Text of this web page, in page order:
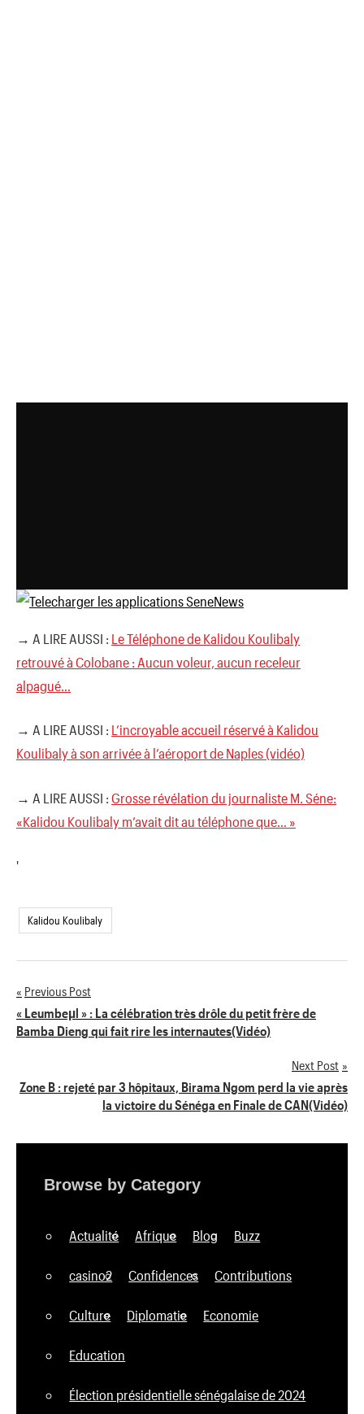
→ A LIRE AUSSI : Le Téléphone de Kalidou Koulibaly
retrouvé à Colobane : Aucun voleur, aucun receleur
alpagué…
→ A LIRE AUSSI : L’incroyable accueil réservé à Kalidou
Koulibaly à son arrivée à l’aéroport de Naples (vidéo)
→ A LIRE AUSSI : Grosse révélation du journaliste M. Séne:
«Kalidou Koulibaly m’avait dit au téléphone que… »
'
Kalidou Koulibaly
Navigation
de
Previous Post
« Leumbeµl » : La célébration très drôle du petit frère de
Bamba Dieng qui fait rire les internautes(Vidéo)
Next Post
Zone B : rejeté par 3 hôpitaux, Birama Ngom perd la vie après
la victoire du Sénéga en Finale de CAN(Vidéo)
Browse by Category
Actualité Afrique Blog Buzz
casino2 Confidences Contributions
Culture Diplomatie Economie
Education
Élection présidentielle sénégalaise de 2024